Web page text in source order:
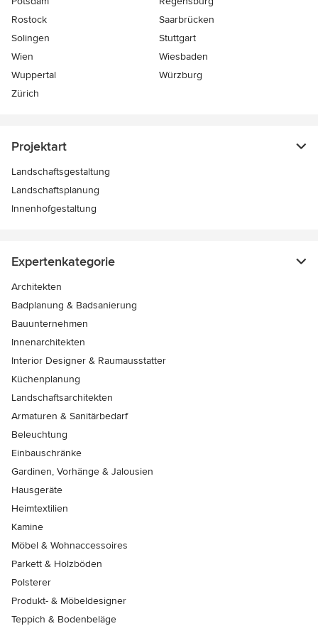
Rostock
Saarbrücken
Solingen
Stuttgart
Wien
Wiesbaden
Wuppertal
Würzburg
Zürich
Projektart
Landschaftsgestaltung
Landschaftsplanung
Innenhofgestaltung
Expertenkategorie
Architekten
Badplanung & Badsanierung
Bauunternehmen
Innenarchitekten
Interior Designer & Raumausstatter
Küchenplanung
Landschaftsarchitekten
Armaturen & Sanitärbedarf
Beleuchtung
Einbauschränke
Gardinen, Vorhänge & Jalousien
Hausgeräte
Heimtextilien
Kamine
Möbel & Wohnaccessoires
Parkett & Holzböden
Polsterer
Produkt- & Möbeldesigner
Teppich & Bodenbeläge